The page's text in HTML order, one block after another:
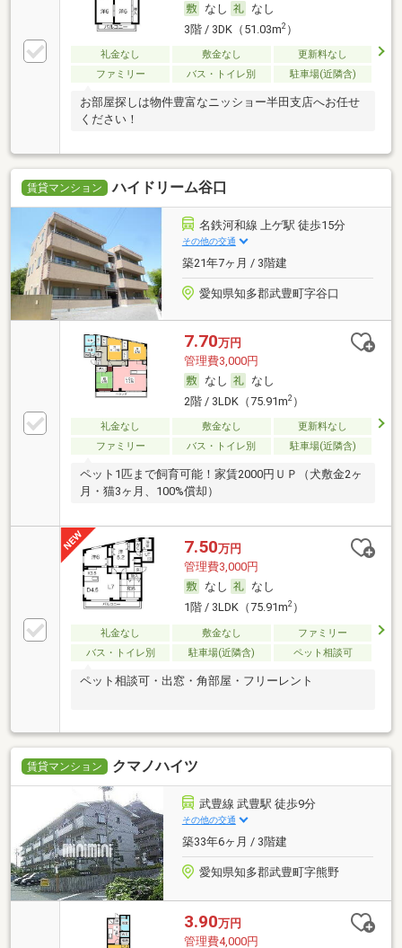
なし
なし
3階 / 3DK（51.03m2）
礼金なし 敷金なし
更新料なし
ファミリー
バス・トイレ別 駐車場(近隣含)
お部屋探しは物件豊富なニッショー半田支店へお任せ
ください！
賃貸マンション ハイドリーム谷口
名鉄河和線 上ゲ駅 徒歩15分
その他の交通
築21年7ヶ月 / 3階建
愛知県知多郡武豊町字谷口
7.70万円
管理費3,000円
なし
なし
2階 / 3LDK（75.91m2）
礼金なし 敷金なし
更新料なし
ファミリー
バス・トイレ別 駐車場(近隣含)
ペット1匹まで飼育可能！家賃2000円ＵＰ（犬敷金2ヶ
月・猫3ヶ月、100%償却）
7.50万円
管理費3,000円
なし
なし
1階 / 3LDK（75.91m2）
礼金なし 敷金なし
ファミリー
バス・トイレ別
駐車場(近隣含) ペット相談可
ペット相談可・出窓・角部屋・フリーレント
賃貸マンション クマノハイツ
武豊線 武豊駅 徒歩9分
その他の交通
築33年6ヶ月 / 3階建
愛知県知多郡武豊町字熊野
3.90万円
管理費4,000円